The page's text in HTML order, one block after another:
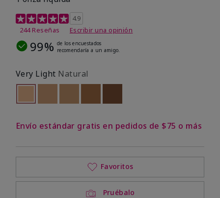
Calificación de clientes de 3,7 de 5
4.9
244 Reseñas
Escribir una opinión
99% de los encuestados
recomendaría a un amigo.
Very Light Natural
seleccionado
Out of stock
Envío estándar gratis en pedidos de $75 o más
Pruébalo
Favoritos